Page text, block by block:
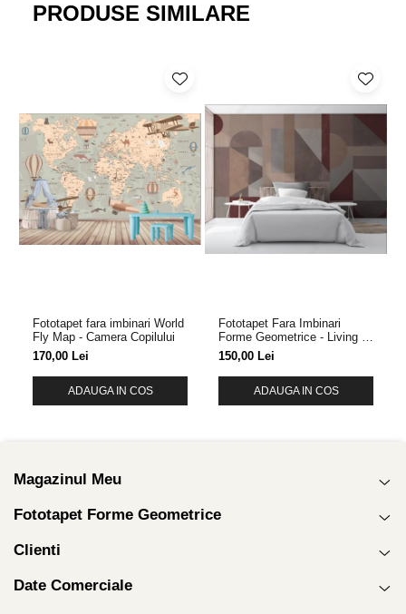
PRODUSE SIMILARE
Fototapet fara imbinari World
Fly Map - Camera Copilului
170,00 Lei
ADAUGA IN COS
Fototapet Fara Imbinari
Forme Geometrice - Living &
Dormitor
150,00 Lei
ADAUGA IN COS
Magazinul Meu
Fototapet Forme Geometrice
Clienti
Date Comerciale